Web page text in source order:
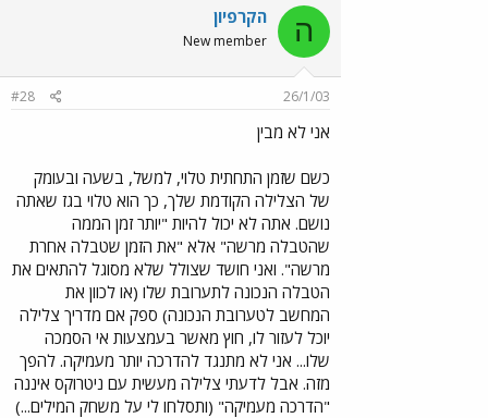
ה הקרפיון
New member
26/1/03
#28
אני לא מבין
כשם שזמן התחתית טלוי, למשל, בשעה ובעומק
של הצלילה הקודמת שלך, כך הוא טלוי בגז שאתה
נושם. אתה לא יכול להיות "יותר זמן הממה
שהטבלה מרשה" אלא "את הזמן שטבלה אחרת
מרשה". ואני חושד שצולל שלא מסוגל להתאים את
הטבלה הנכונה לתערובת שלו (או לכוון את
המחשב לטערובת הנכונה) ספק אם מדריך צלילה
יוכל לעזור לו, חוץ מאשר בעמצעות אי הסמכה
שלו... אני לא מתנגד להדרכה יותר מעמיקה. להפך
מזה. אבל לדעתי צלילה מעשית עם ניטרוקס איננה
"הדרכה מעמיקה" (ותסלחו לי על משחק המילים...)